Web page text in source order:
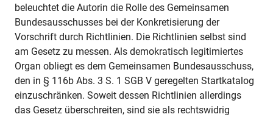
beleuchtet die Autorin die Rolle des Gemeinsamen
Bundesausschusses bei der Konkretisierung der
Vorschrift durch Richtlinien. Die Richtlinien selbst sind
am Gesetz zu messen. Als demokratisch legitimiertes
Organ obliegt es dem Gemeinsamen Bundesausschuss,
den in § 116b Abs. 3 S. 1 SGB V geregelten Startkatalog
einzuschränken. Soweit dessen Richtlinien allerdings
das Gesetz überschreiten, sind sie als rechtswidrig